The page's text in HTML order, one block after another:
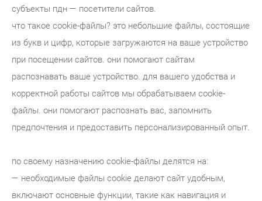
субъекты пдн — посетители сайтов.
что такое cookie-файлы? это небольшие файлы, состоящие
из букв и цифр, которые загружаются на ваше устройство
при посещении сайтов. они помогают сайтам
распознавать ваше устройство. для вашего удобства и
корректной работы сайтов мы обрабатываем cookie-
файлы. они помогают распознать вас, запомнить
предпочтения и предоставить персонализированный опыт.
по своему назначению cookie-файлы делятся на:
— необходимые файлы cookie делают сайт удобным,
включают основные функции, такие как навигация и